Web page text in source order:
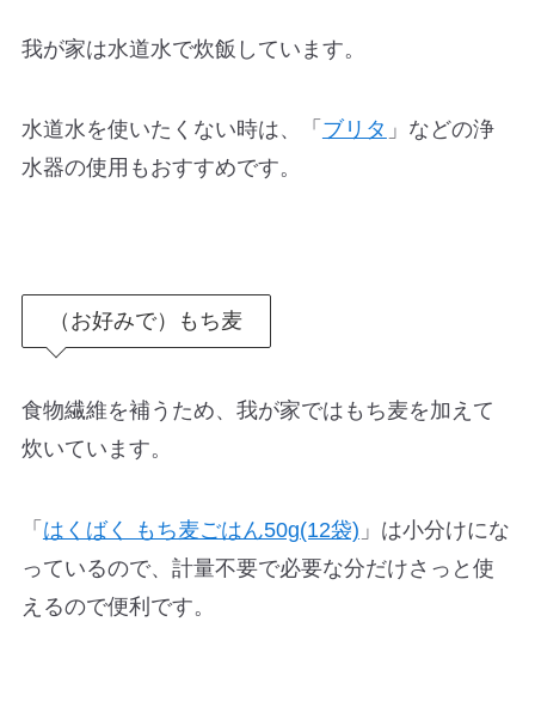
我が家は水道水で炊飯しています。
水道水を使いたくない時は、「 ブリタ 」などの浄
水器の使用もおすすめです。
（お好みで）もち麦
食物繊維を補うため、我が家ではもち麦を加えて
炊いています。
「 はくばく もち麦ごはん50g(12袋) 」は小分けにな
っているので、計量不要で必要な分だけさっと使
えるので便利です。